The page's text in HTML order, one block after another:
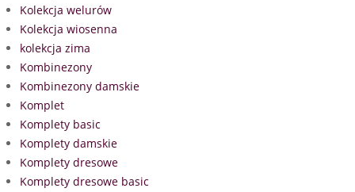
Kolekcja welurów
Kolekcja wiosenna
kolekcja zima
Kombinezony
Kombinezony damskie
Komplet
Komplety basic
Komplety damskie
Komplety dresowe
Komplety dresowe basic